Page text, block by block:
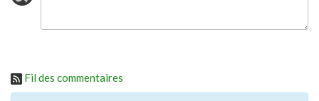
Fil des commentaires